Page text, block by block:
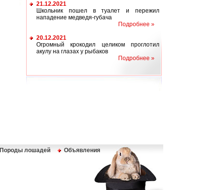
21.12.2021
Школьник пошел в туалет и пережил
нападение медведя-губача
Подробнее »
20.12.2021
Огромный крокодил целиком проглотил
акулу на глазах у рыбаков
Подробнее »
Породы лошадей
Объявления